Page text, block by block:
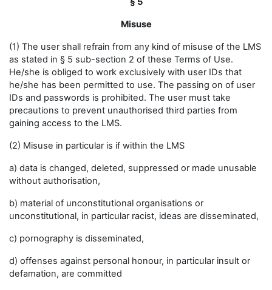
Misuse
(1) The user shall refrain from any kind of misuse of the LMS
as stated in § 5 sub-section 2 of these Terms of Use.
He/she is obliged to work exclusively with user IDs that
he/she has been permitted to use. The passing on of user
IDs and passwords is prohibited. The user must take
precautions to prevent unauthorised third parties from
gaining access to the LMS.
(2) Misuse in particular is if within the LMS
a) data is changed, deleted, suppressed or made unusable
without authorisation,
b) material of unconstitutional organisations or
unconstitutional, in particular racist, ideas are disseminated,
c) pornography is disseminated,
d) offenses against personal honour, in particular insult or
defamation, are committed